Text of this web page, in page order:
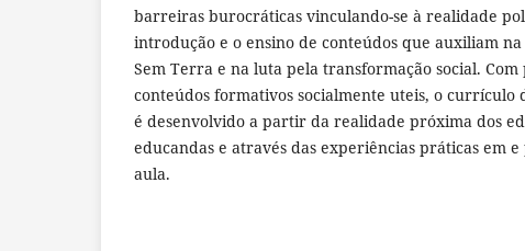
barreiras burocráticas vinculando-se à realidade
introdução e o ensino de conteúdos que auxiliam
Sem Terra e na luta pela transformação social.
conteúdos formativos socialmente uteis, o currículo
é desenvolvido a partir da realidade próxima dos
educandas e através das experiências práticas em
aula.